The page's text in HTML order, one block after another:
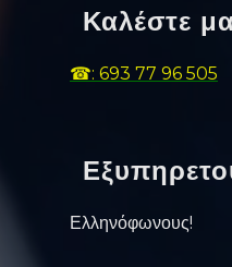
Καλέστε
☎: 693 77 96 505
Ελληνόφωνους!